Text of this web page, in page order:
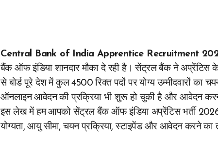
Central Bank of India Apprentice Recruitment
बैंक ऑफ इंडिया शानदार मौका दे रही है। सेंट्रल बैंक ने अप्रेंटिस के
से बोर्ड पूरे देश में कुल 4500 रिक्त पदों पर योग्य उम्मीदवारों
ऑनलाइन आवेदन की प्रक्रिया भी शुरू हो चुकी है और आवेदन
इस लेख में हम आपको सेंट्रल बैंक ऑफ इंडिया अप्रेंटिस भर्ती 2026
योग्यता, आयु सीमा, चयन प्रक्रिया, स्टाइपेंड और आवेदन करने का